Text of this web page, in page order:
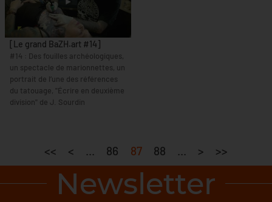
[Le grand BaZH.art #14]
#14 : Des fouilles archéologiques,
un spectacle de marionnettes, un
portrait de l’une des références
du tatouage, "Écrire en deuxième
division" de J. Sourdin
<< < ... 86 87 88 ... > >>
Newsletter